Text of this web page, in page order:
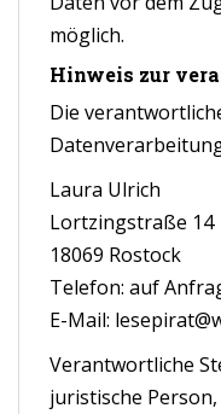
möglich.
Hinweis zur
Die
Laura Ulrich
Lortzingstraße 14
18069 Rostock
Telefon: auf
E-Mail:
Verantwortliche
juristische